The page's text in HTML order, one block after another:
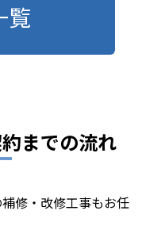
覧
までの流れ
修・改修工事もお任